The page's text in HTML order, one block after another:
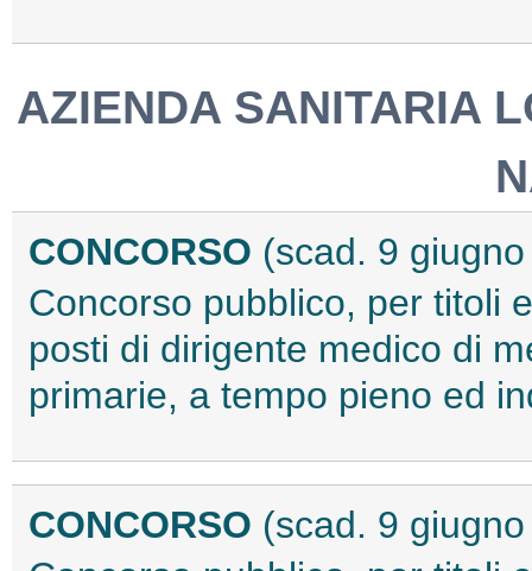
AZIENDA SANITARIA
CONCORSO (scad. 9
Concorso pubblico, per titoli
posti di dirigente medico di
primarie, a tempo pieno ed
CONCORSO (scad. 9